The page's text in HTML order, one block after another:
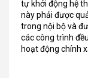
tự khởi động hệ
này phải được
trong nội bộ và
các công trình
hoạt động chính